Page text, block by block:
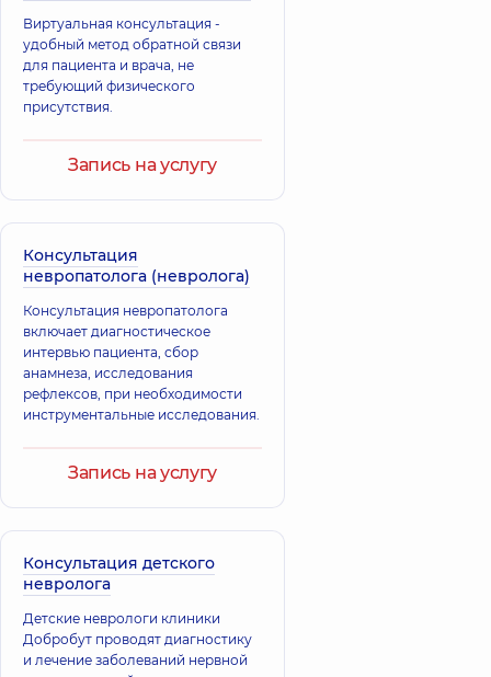
Виртуальная консультация -
удобный метод обратной связи
для пациента и врача, не
требующий физического
присутствия.
Запись на услугу
Консультация
невропатолога (невролога)
Консультация невропатолога
включает диагностическое
интервью пациента, сбор
анамнеза, исследования
рефлексов, при необходимости
инструментальные исследования.
Запись на услугу
Консультация детского
невролога
Детские неврологи клиники
Добробут проводят диагностику
и лечение заболеваний нервной